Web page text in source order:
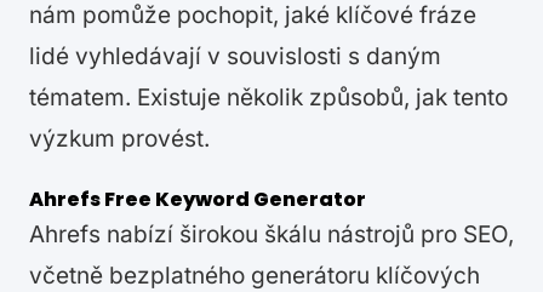
nám pomůže pochopit, jaké klíčové fráze
lidé vyhledávají v souvislosti s daným
tématem. Existuje několik způsobů, jak tento
výzkum provést.
Ahrefs Free Keyword Generator
Ahrefs nabízí širokou škálu nástrojů pro SEO,
včetně bezplatného generátoru klíčových